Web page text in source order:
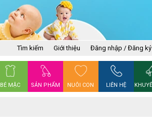
Tìm kiếm Giới thiệu Đăng nhập / Đăng ký
BÉ MẶC SẢN PHẨM NUÔI CON LIÊN HỆ